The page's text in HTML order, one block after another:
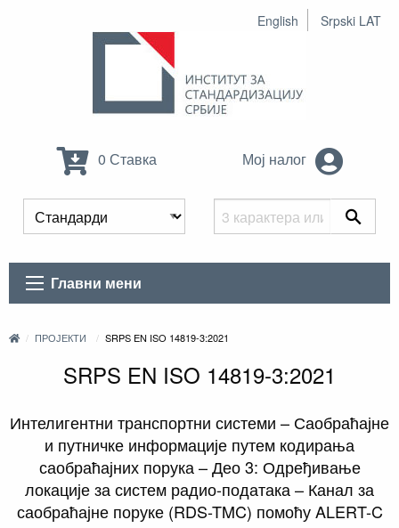
English Srpski LAT
0 Ставка Мој налог
Главни мени
ПРОЈЕКТИ SRPS EN ISO 14819-3:2021
SRPS EN ISO 14819-3:2021
Интелигентни транспортни системи – Саобраћајне
и путничке информације путем кодирања
саобраћајних порука – Део 3: Одређивање
локације за систем радио-података – Канал за
саобраћајне поруке (RDS-TMC) помоћу ALERT-C